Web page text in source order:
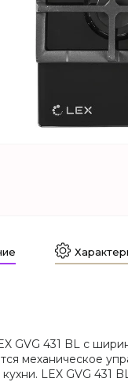
GVG 431 BL с
механическое
кухни. LEX GVG 431